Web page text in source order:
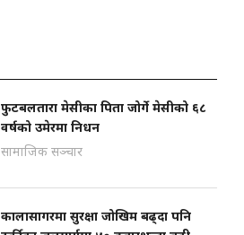
फुटबलतारा मेसीका पिता जोर्गे मेसीको ६८
वर्षको उमेरमा निधन
सामाजिक सञ्चार
कालासागरमा सुरक्षा जोखिम बढ्दा पनि